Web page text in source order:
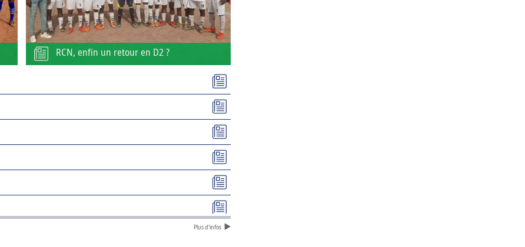
RCN, enfin un retour en D2 ?
Plus d'infos